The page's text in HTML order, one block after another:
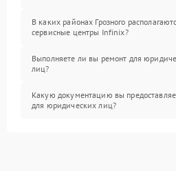
В каких районах Грозного
сервисные центры Infinix?
Выполняете ли вы ремонт для
лиц?
Какую документацию вы
для юридических лиц?